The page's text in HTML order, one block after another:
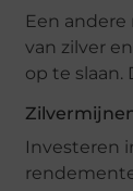
Een andere
van zilver
op te slaan.
Investeren